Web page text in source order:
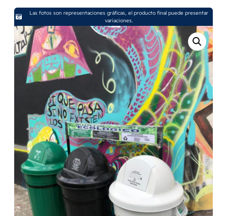
Las fotos son representaciones gráficas, el producto final puede presentar
variaciones.